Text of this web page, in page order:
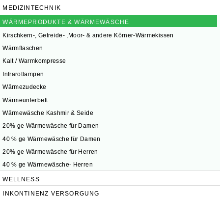
MEDIZINTECHNIK
WÄRMEPRODUKTE & WÄRMEWÄSCHE
Kirschkern-, Getreide- ,Moor- & andere Körner-Wärmekissen
Wärmflaschen
Kalt / Warmkompresse
Infrarotlampen
Wärmezudecke
Wärmeunterbett
Wärmewäsche Kashmir & Seide
20% ge Wärmewäsche für Damen
40 % ge Wärmewäsche für Damen
20% ge Wärmewäsche für Herren
40 % ge Wärmewäsche- Herren
WELLNESS
INKONTINENZ VERSORGUNG